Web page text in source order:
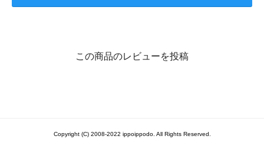
この商品のレビューを投稿
Copyright (C) 2008-2022 ippoippodo. All Rights Reserved.